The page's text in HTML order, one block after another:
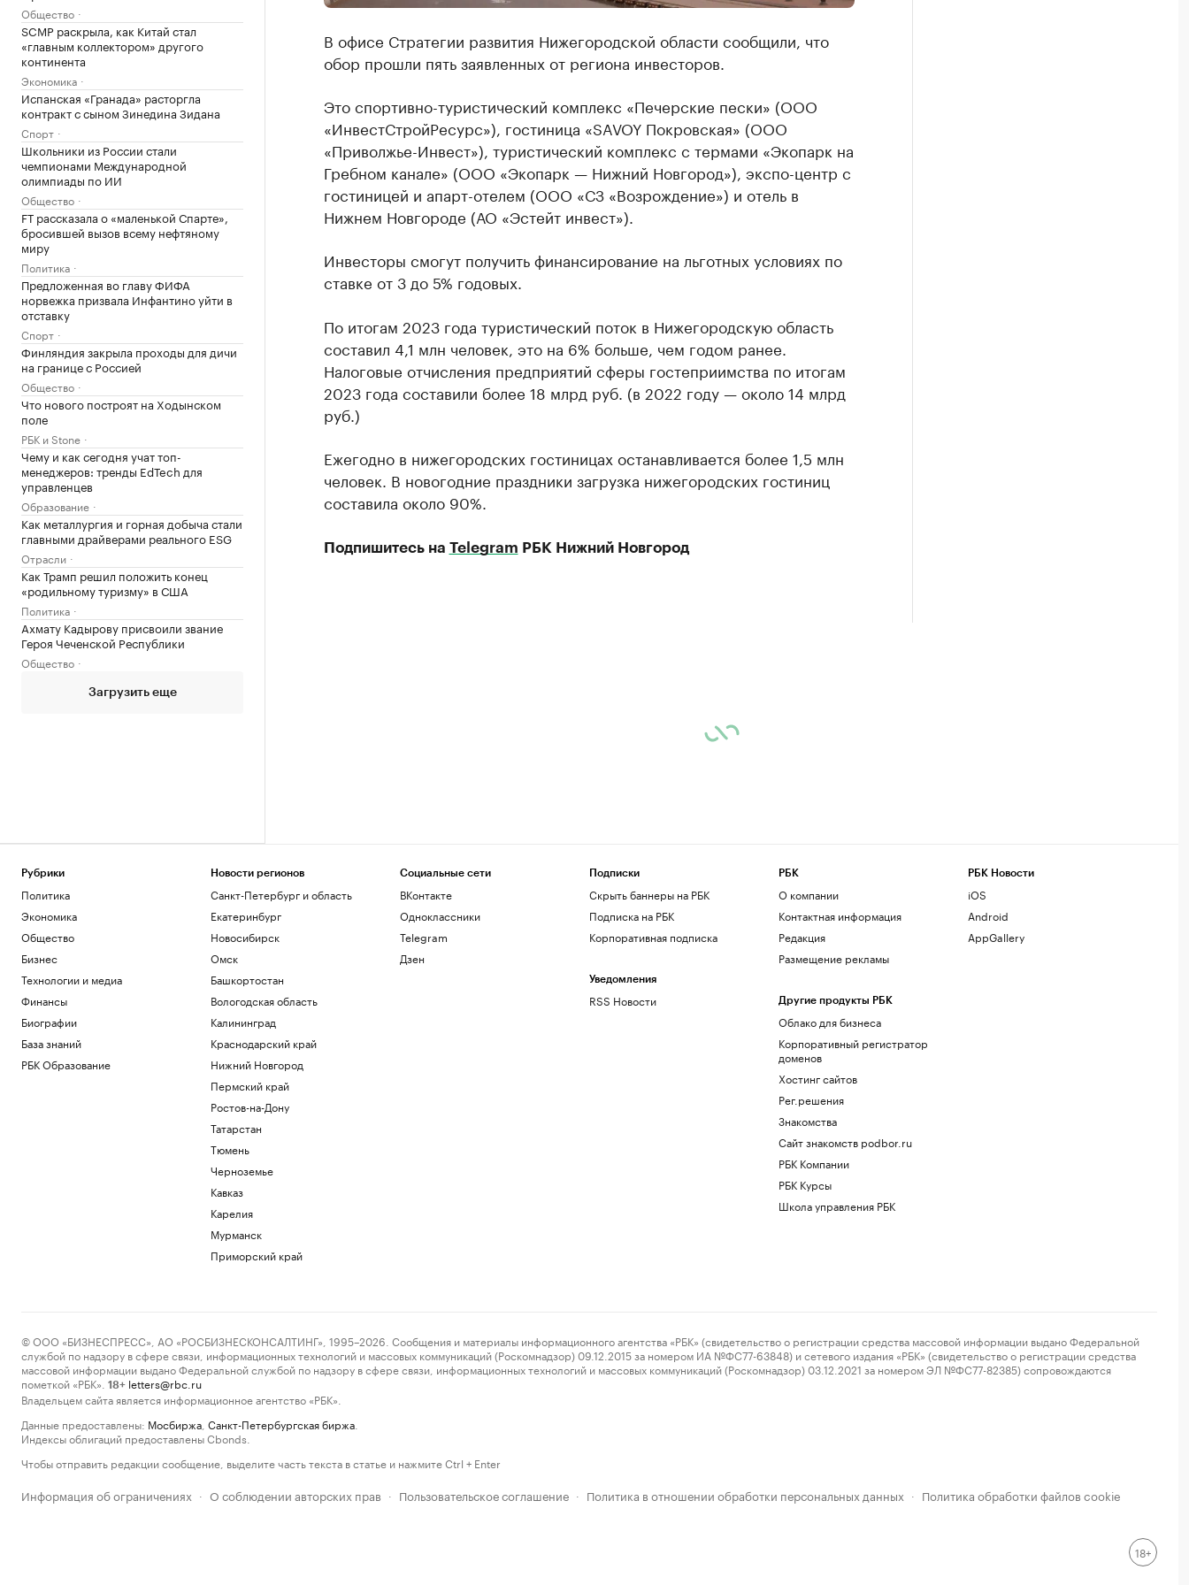
Общество
SCMP раскрыла, как Китай стал
«главным коллектором» другого
континента
Экономика
Испанская «Гранада» расторгла
контракт с сыном Зинедина Зидана
Спорт
Школьники из России стали
чемпионами Международной
олимпиады по ИИ
Общество
FT рассказала о «маленькой Спарте»,
бросившей вызов всему нефтяному
миру
Политика
Предложенная во главу ФИФА
норвежка призвала Инфантино уйти в
отставку
Спорт
Финляндия закрыла проходы для дичи
на границе с Россией
Общество
Что нового построят на Ходынском
поле
РБК и Stone
Чему и как сегодня учат топ-
менеджеров: тренды EdTech для
управленцев
Образование
Как металлургия и горная добыча стали
главными драйверами реального ESG
Отрасли
Как Трамп решил положить конец
«родильному туризму» в США
Политика
Ахмату Кадырову присвоили звание
Героя Чеченской Республики
Общество
Загрузить еще
В офисе Стратегии развития Нижегородской области сообщили, что
обор прошли пять заявленных от региона инвесторов.
Это спортивно-туристический комплекс «Печерские пески» (ООО
«ИнвестСтройРесурс»), гостиница «SAVOY Покровская» (ООО
«Приволжье-Инвест»), туристический комплекс с термами «Экопарк на
Гребном канале» (ООО «Экопарк — Нижний Новгород»), экспо-центр с
гостиницей и апарт-отелем (ООО «СЗ «Возрождение») и отель в
Нижнем Новгороде (АО «Эстейт инвест»).
Инвесторы смогут получить финансирование на льготных условиях по
ставке от 3 до 5% годовых.
По итогам 2023 года туристический поток в Нижегородскую область
составил 4,1 млн человек, это на 6% больше, чем годом ранее.
Налоговые отчисления предприятий сферы гостеприимства по итогам
2023 года составили более 18 млрд руб. (в 2022 году — около 14 млрд
руб.)
Ежегодно в нижегородских гостиницах останавливается более 1,5 млн
человек. В новогодние праздники загрузка нижегородских гостиниц
составила около 90%.
Подпишитесь на Telegram РБК Нижний Новгород
Рубрики
Политика
Экономика
Общество
Бизнес
Технологии и медиа
Финансы
Биографии
База знаний
РБК Образование
Новости регионов
Санкт-Петербург и область
Екатеринбург
Новосибирск
Омск
Башкортостан
Вологодская область
Калининград
Краснодарский край
Нижний Новгород
Пермский край
Ростов-на-Дону
Татарстан
Тюмень
Черноземье
Кавказ
Карелия
Мурманск
Приморский край
Социальные сети
ВКонтакте
Одноклассники
Telegram
Дзен
Подписки
Скрыть баннеры на РБК
Подписка на РБК
Корпоративная подписка
Уведомления
RSS Новости
РБК
О компании
Контактная информация
Редакция
Размещение рекламы
Другие продукты РБК
Облако для бизнеса
Корпоративный регистратор
доменов
Хостинг сайтов
Рег.решения
Знакомства
Сайт знакомств podbor.ru
РБК Компании
РБК Курсы
Школа управления РБК
РБК Новости
iOS
Android
AppGallery
© ООО «БИЗНЕСПРЕСС», АО «РОСБИЗНЕСКОНСАЛТИНГ», 1995–2026. Сообщения и материалы информационного агентства «РБК» (свидетельство о регистрации средства массовой информации выдано Федеральной
службой по надзору в сфере связи, информационных технологий и массовых коммуникаций (Роскомнадзор) 09.12.2015 за номером ИА №ФС77-63848) и сетевого издания «РБК» (свидетельство о регистрации средства
массовой информации выдано Федеральной службой по надзору в сфере связи, информационных технологий и массовых коммуникаций (Роскомнадзор) 03.12.2021 за номером ЭЛ №ФС77-82385) сопровождаются
пометкой «РБК».
18+ letters@rbc.ru
Владельцем сайта является информационное агентство «РБК».
Данные предоставлены: Мосбиржа Санкт-Петербургская биржа
Индексы облигаций предоставлены Cbonds.
Чтобы отправить редакции сообщение, выделите часть текста в статье и нажмите Ctrl + Enter
Информация об ограничениях · О соблюдении авторских прав · Пользовательское соглашение · Политика в отношении обработки персональных данных · Политика обработки файлов cookie
18+